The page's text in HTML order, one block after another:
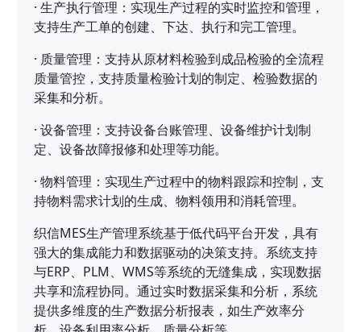
·生产执行管理：实现生产过程的实时监控和管理，
支持生产工单的创建、下达、执行和完工管理。
· 质量管理：支持从原材料检验到成品检验的全流程
质量管控，支持质量检验计划的制定、检验数据的
采集和分析。
·设备管理：支持设备台账管理、设备维护计划制
定、设备故障报修和处理等功能。
·物料管理：实现生产过程中的物料跟踪和控制，支
持物料需求计划的生成、物料领用和消耗管理。
织信MES生产管理系统基于低代码平台开发，具有
强大的集成能力和数据驱动的决策支持。系统支持
与ERP、PLM、WMS等系统的无缝集成，实现数据
共享和流程协同。通过实时数据采集和分析，系统
提供多维度的生产数据分析报表，如生产效率分